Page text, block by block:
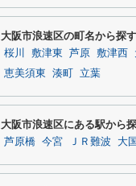
大阪市浪速区の町名から探す
桜川 敷津東 芦原 敷津西
恵美須東
湊町 立葉
大阪市浪速区にある駅から
芦原橋 今宮 ＪＲ難波 大